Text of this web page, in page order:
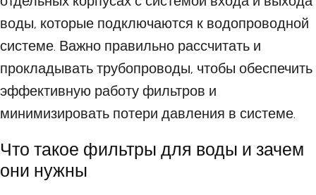
воды, которые подключаются к водопроводной
системе. Важно правильно рассчитать и
прокладывать трубопроводы, чтобы обеспечить
эффективную работу фильтров и
минимизировать потери давления в системе.
Что такое фильтры для воды и зачем
они нужны